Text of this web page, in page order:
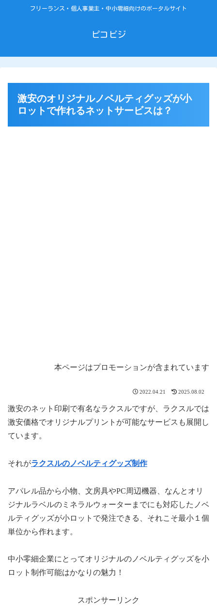
フリーランス・個人事業主・中小零細向けのポータルサイト
ピコビジ
激安のオリジナルノベルティグッズが小
ロットで作れるネットサービスは？
本ページはプロモーションが含まれています
2022.04.21 2025.08.02
激安のネット印刷で有名なラクスルですが、ラクスルでは
激安価格でオリジナルプリントが可能なサービスも展開し
ています。
それがラクスルのノベルティグッズ制作
アパレル品から小物、文房具やPC周辺機器、なんとオリ
ジナルラベルのミネラルウォーターまでにも対応したノベ
ルティグッズが小ロットで発注できる、それこそ最小１個
単位から作れます。
中小零細企業にとってオリジナルのノベルティグッズを小
ロット制作可能はかなりの魅力！
スポンサーリンク